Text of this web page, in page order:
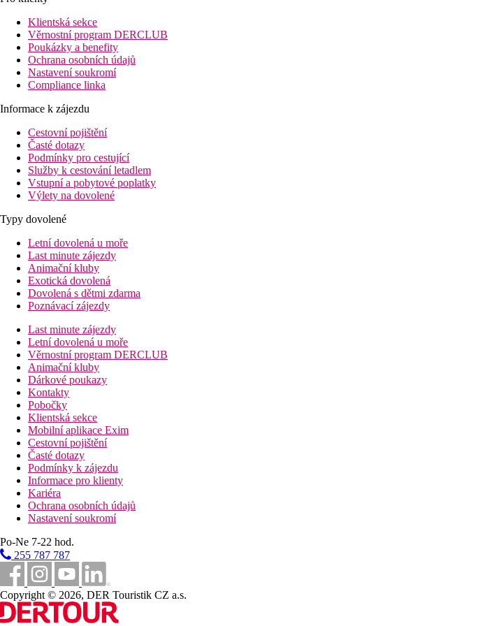
Klientská sekce
Věrnostní program DERCLUB
Poukázky a benefity
Ochrana osobních údajů
Nastavení soukromí
Compliance linka
Informace k zájezdu
Cestovní pojištění
Časté dotazy
Podmínky pro cestující
Služby k cestování letadlem
Vstupní a pobytové poplatky
Výlety na dovolené
Typy dovolené
Letní dovolená u moře
Last minute zájezdy
Animační kluby
Exotická dovolená
Dovolená s dětmi zdarma
Poznávací zájezdy
Last minute zájezdy
Letní dovolená u moře
Věrnostní program DERCLUB
Animační kluby
Dárkové poukazy
Kontakty
Pobočky
Klientská sekce
Mobilní aplikace Exim
Cestovní pojištění
Časté dotazy
Podmínky k zájezdu
Informace pro klienty
Kariéra
Ochrana osobních údajů
Nastavení soukromí
Po-Ne 7-22 hod.
255 787 787
Copyright © 2026, DER Touristik CZ a.s.